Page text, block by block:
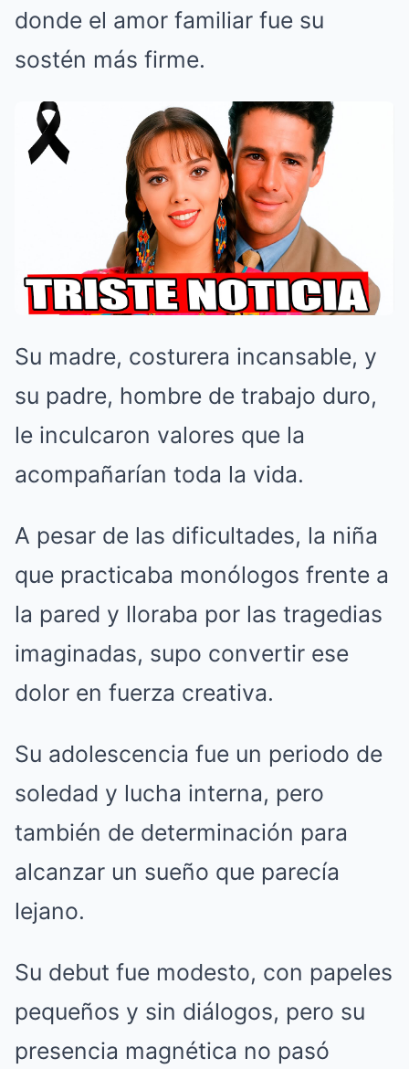
donde el amor familiar fue su
sostén más firme.
Su madre, costurera incansable, y
su padre, hombre de trabajo duro,
le inculcaron valores que la
acompañarían toda la vida.
A pesar de las dificultades, la niña
que practicaba monólogos frente a
la pared y lloraba por las tragedias
imaginadas, supo convertir ese
dolor en fuerza creativa.
Su adolescencia fue un periodo de
soledad y lucha interna, pero
también de determinación para
alcanzar un sueño que parecía
lejano.
Su debut fue modesto, con papeles
pequeños y sin diálogos, pero su
presencia magnética no pasó